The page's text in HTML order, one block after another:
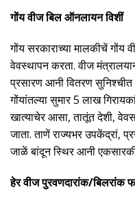
गोंय वीज बिल ऑनलायन विशीं
गोंय सरकाराच्या मालकीचें गोंय
वेवस्थापन करता. वीज
प्रसारण आनी वितरण सुनिश्चीत
गोंयांतल्या सुमार 5 लाख
खात्याचेर आसा, तातूंत देशी,
जाता. ताणें राज्यभर उपकेंद्रां,
जाळें बांदून स्थिर आनी
हेर वीज पुरवणदारांक/बिलरांक